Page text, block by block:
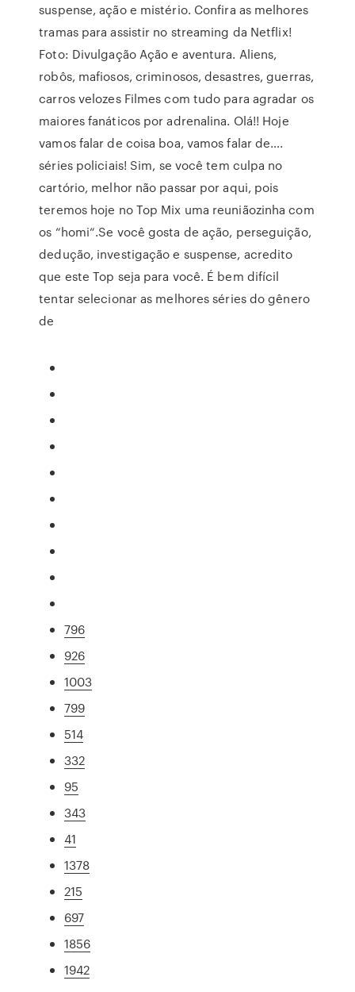
suspense, ação e mistério. Confira as melhores
tramas para assistir no streaming da Netflix!
Foto: Divulgação Ação e aventura. Aliens,
robôs, mafiosos, criminosos, desastres, guerras,
carros velozes Filmes com tudo para agradar os
maiores fanáticos por adrenalina. Olá!! Hoje
vamos falar de coisa boa, vamos falar de….
séries policiais! Sim, se você tem culpa no
cartório, melhor não passar por aqui, pois
teremos hoje no Top Mix uma reuniãozinha com
os “homi“.Se você gosta de ação, perseguição,
dedução, investigação e suspense, acredito
que este Top seja para você. É bem difícil
tentar selecionar as melhores séries do gênero
de
796
926
1003
799
514
332
95
343
41
1378
215
697
1856
1942